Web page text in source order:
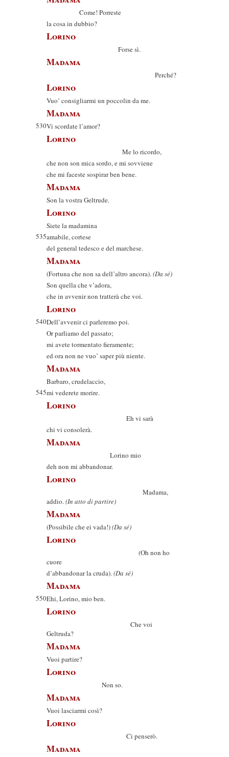
Come! Porreste
la cosa in dubbio?
Lorino
Forse sì.
Madama
Perché?
Lorino
Vuo’ consigliarmi un poccolin da me.
Madama
530Vi scordate l’amor?
Lorino
Me lo ricordo,
che non son mica sordo, e mi sovviene
che mi faceste sospirar ben bene.
Madama
Son la vostra Geltrude.
Lorino
Siete la madamina
535amabile, cortese
del general tedesco e del marchese.
Madama
(Fortuna che non sa dell’altro ancora).(Da sé)
Son quella che v’adora,
che in avvenir non tratterà che voi.
Lorino
540Dell’avvenir ci parleremo poi.
Or parliamo del passato;
mi avete tormentato fieramente;
ed ora non ne vuo’ saper più niente.
Madama
Barbaro, crudelaccio,
545mi vederete morire.
Lorino
Eh vi sarà
chi vi consolerà.
Madama
Lorino mio
deh non mi abbandonar.
Lorino
Madama,
addio.(In atto di partire)
Madama
(Possibile che ei vada!)(Da sé)
Lorino
(Oh non ho
cuore
d’abbandonar la cruda).(Da sé)
Madama
550Ehi, Lorino, mio ben.
Lorino
Che voi
Geltruda?
Madama
Vuoi partire?
Lorino
Non so.
Madama
Vuoi lasciarmi così?
Lorino
Ci penserò.
Madama